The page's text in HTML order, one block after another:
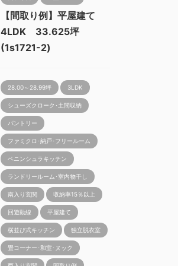
【間取り例】平屋建て
4LDK 33.625坪
(1s1721-2)
28.00～28.99坪 3LDK
シューズクローク･土間収納
パントリー
ファミクロ･納戸･フリールーム
ペニンシュラキッチン
ランドリールーム･室内物干し
南入り玄関 収納率15％以上
回遊動線 平屋建て
横並び式キッチン 独立脱衣室
畳コーナー･和室･ヌック